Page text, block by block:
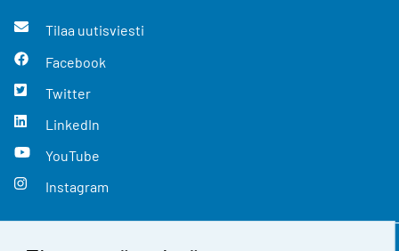
Tilaa uutisviesti
Facebook
Twitter
LinkedIn
YouTube
Instagram